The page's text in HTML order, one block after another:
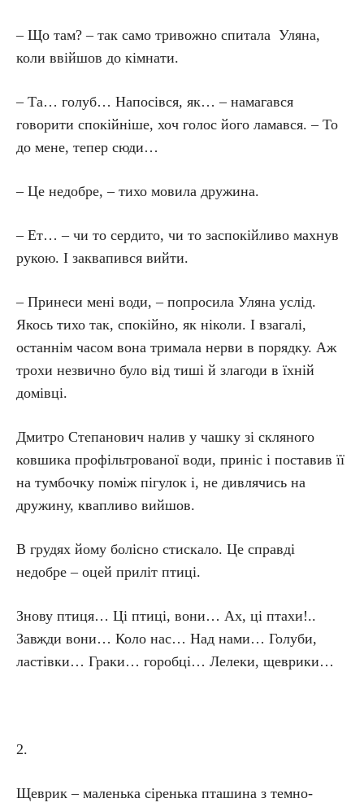
– Що там? – так само тривожно спитала Уляна,
коли ввійшов до кімнати.
– Та… голуб… Напосівся, як… – намагався
говорити спокійніше, хоч голос його ламався. – То
до мене, тепер сюди…
– Це недобре, – тихо мовила дружина.
– Ет… – чи то сердито, чи то заспокійливо махнув
рукою. І заквапився вийти.
– Принеси мені води, – попросила Уляна услід.
Якось тихо так, спокійно, як ніколи. І взагалі,
останнім часом вона тримала нерви в порядку. Аж
трохи незвично було від тиші й злагоди в їхній
домівці.
Дмитро Степанович налив у чашку зі скляного
ковшика профільтрованої води, приніс і поставив її
на тумбочку поміж пігулок і, не дивлячись на
дружину, квапливо вийшов.
В грудях йому болісно стискало. Це справді
недобре – оцей приліт птиці.
Знову птиця… Ці птиці, вони… Ах, ці птахи!..
Завжди вони… Коло нас… Над нами… Голуби,
ластівки… Граки… горобці… Лелеки, щеврики…
2.
Щеврик – маленька сіренька пташина з темно-